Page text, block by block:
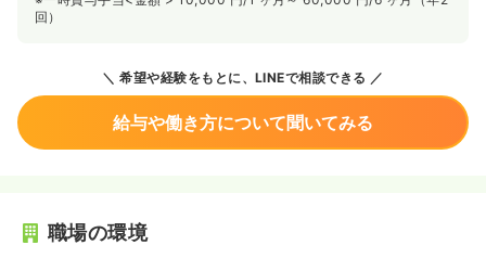
回）
希望や経験をもとに、LINEで相談できる
給与や働き方について聞いてみる
職場の環境